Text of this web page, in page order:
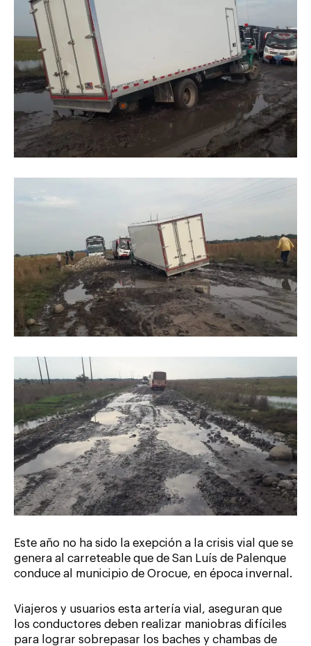
Este año no ha sido la exepción a la crisis vial que se
genera al carreteable que de San Luís de Palenque
conduce al municipio de Orocue, en época invernal.
Viajeros y usuarios esta artería vial, aseguran que
los conductores deben realizar maniobras difíciles
para lograr sobrepasar los baches y chambas de